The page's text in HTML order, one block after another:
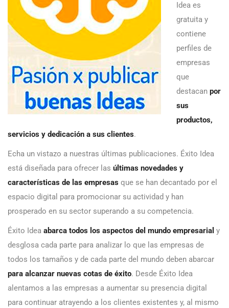
Idea es
gratuita y
contiene
perfiles de
empresas
que
destacan por
sus
productos,
servicios y dedicación a sus clientes.
Echa un vistazo a nuestras últimas publicaciones. Éxito Idea
está diseñada para ofrecer las últimas novedades y
características de las empresas que se han decantado por el
espacio digital para promocionar su actividad y han
prosperado en su sector superando a su competencia.
Éxito Idea abarca todos los aspectos del mundo empresarial y
desglosa cada parte para analizar lo que las empresas de
todos los tamaños y de cada parte del mundo deben abarcar
para alcanzar nuevas cotas de éxito. Desde Éxito Idea
alentamos a las empresas a aumentar su presencia digital
para continuar atrayendo a los clientes existentes y, al mismo